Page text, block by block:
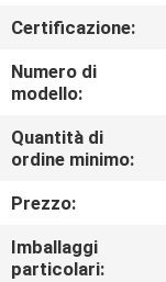
GIRO
DELLA
FABBRICA
CONTROLLO
DI
QUALITÀ
Certificazione:
Numero di
modello:
Quantità di
ordine minimo:
Prezzo:
Imballaggi
particolari: